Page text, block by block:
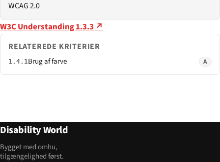
WCAG 2.0
W3C Understanding 1.3.3 ↗
RELATEREDE KRITERIER
1.4.1Brug af farve A
Disability World
Bygget med omhu,
tilgængelighed først.